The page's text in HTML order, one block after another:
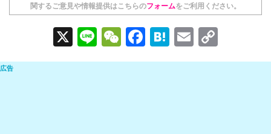
関するご意見や情報提供はこちらのフォームをご利用ください。
X Li
n
W
e
F
a
H
at
E
m o